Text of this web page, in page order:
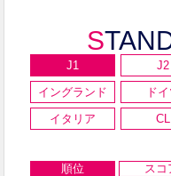
J1 J2
イングランド
ド
イタリア
CL
順位 スコ